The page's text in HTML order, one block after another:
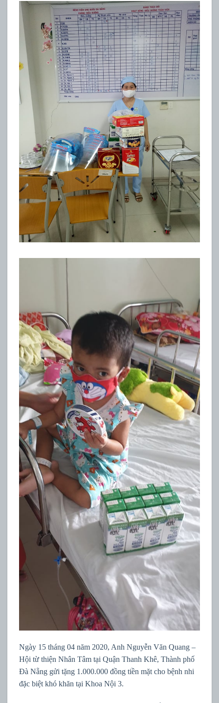
Ngày 15 tháng 04 năm 2020, Anh Nguyễn Văn Quang –
Hội từ thiện Nhân Tâm tại Quận Thanh Khê, Thành phố
Đà Nẵng gửi tặng 1.000.000 đồng tiền mặt cho bệnh nhi
đặc biệt khó khăn tại Khoa Nội 3.